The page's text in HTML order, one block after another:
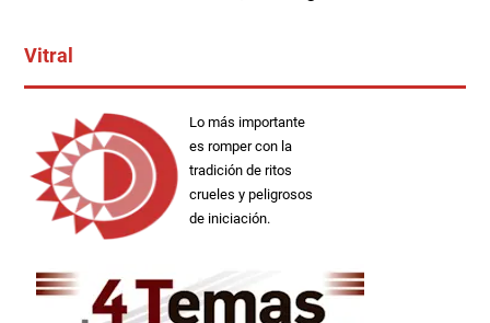
Vitral
Lo más importante
es romper con la
tradición de ritos
crueles y peligrosos
de iniciación.